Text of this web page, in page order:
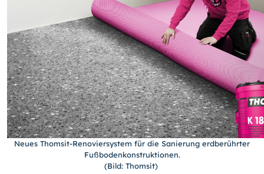
Neues Thomsit-Renoviersystem für die Sanierung erdberührter
Fußbodenkonstruktionen.
(Bild: Thomsit)